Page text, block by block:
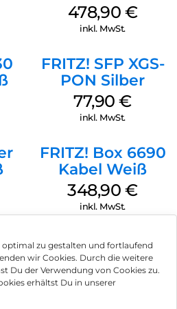
zu gestalten und fortlaufend
wir Cookies. Durch die weitere
Du der Verwendung von Cookies zu.
erhältst Du in unserer
der FRITZ!Box 5590 Fiber
Fi 6 gibt es auch vier Gigabit-
WAN-Port lässt sich als 2,5-
. An die beiden USB-3.0-
für den FRITZ!NAS-
oder Drucker im Netzwerk
der FRITZ!Box 5590 Fiber
Schließen Sie analoge und
Sie bis zu fünf Anrufbeantworter
oder erhalten Sie E-Mail-
auch Online-Kontakte von
mehr mit Ihrer FRITZ!Box
Zuhause:
478,90 €
inkl. MwSt.
FRITZ! SFP XGS-
PON Silber
77,90€
inkl. MwSt.
FRITZ! Box 6690
Kabel Weiß
348,90€
inkl. MwSt.